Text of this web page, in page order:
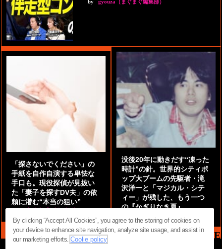
by gyouza（まぐまぐ編集部）
「探さないでください」の
手紙を自作自演する卑怯な
手口も。現役探偵が見抜い
た「妻子を探すDV夫」の依
頼に潜む“本当の狙い”
没後20年に動きだす“凍った
時計”の針。世界的シティポ
ップ大ブームの先駆者・滝
沢洋一と「マジカル・シテ
ィー」が残した、もう一つ
の『かぎりなき夏』
MAG2 NEWS HEADLINE
By clicking “Accept All Cookies”, you agree to the storing of cookies on
your device to enhance site navigation, analyze site usage, and assist in
our marketing efforts.Coolie policy